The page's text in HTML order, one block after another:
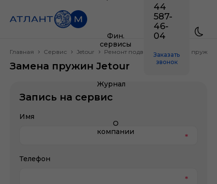
Фин.
сервисы
Журнал
О
компании
44
587-
46-
04
Заказать
звонок
Главная Сервис Jetour Ремонт подвески Замена пружин
Замена пружин Jetour
Запись на сервис
Имя
Телефон